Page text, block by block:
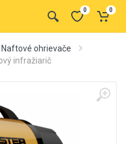
0 0
Naftové ohrievače
infražiarič